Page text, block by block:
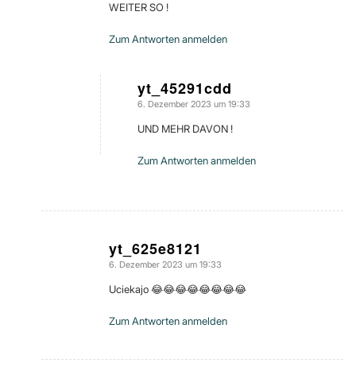
WEITER SO !
Zum Antworten anmelden
yt_45291cdd
sagte:
6. Dezember 2023 um 19:33
UND MEHR DAVON !
Zum Antworten anmelden
yt_625e8121
sagte:
6. Dezember 2023 um 19:33
Uciekajo 😂😂😂😂😂😂😂😂
Zum Antworten anmelden